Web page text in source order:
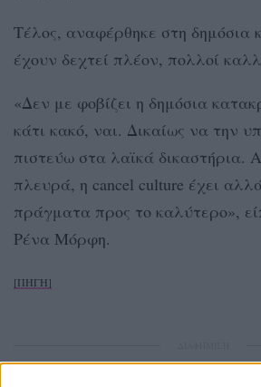
Τέλος, αναφέρθηκε στη δημόσια
έχουν δεχτεί πλέον, πολλοί
«Δεν με φοβίζει η δημόσια
κάτι κακό, ναι. Δικαίως να την
πιστεύω στα λαϊκά δικαστήρια.
πλευρά, η cancel culture έχει
πράγματα προς το καλύτερο»,
Ρένα Μόρφη.
[ΠΗΓΗ]